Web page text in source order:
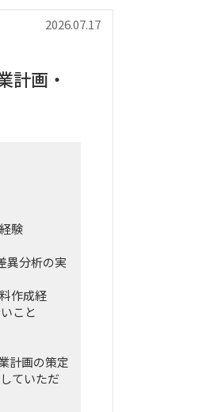
プレゼン
での実行
支援
盤は週3～
2026.07.17
計画・
験
異分析の実
作成経
こと
計画の策定
ていただ